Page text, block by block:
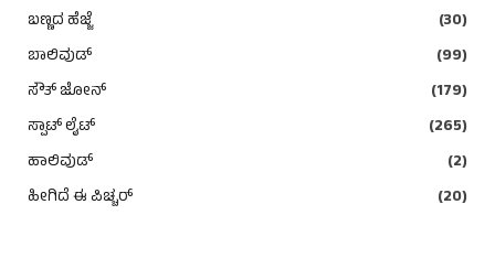
ಬಣ್ಣದ ಹೆಜ್ಜೆ
(30)
ಬಾಲಿವುಡ್
(99)
ಸೌತ್ ಜೋನ್
(179)
ಸ್ಪಾಟ್ ಲೈಟ್
(265)
ಹಾಲಿವುಡ್
(2)
ಹೀಗಿದೆ ಈ ಪಿಚ್ಚರ್
(20)